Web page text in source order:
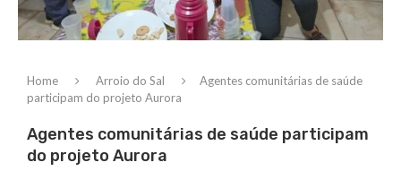
Home Arroio do Sal
Agentes comunitárias de saúde
participam do projeto Aurora
Agentes comunitárias de saúde participam
do projeto Aurora